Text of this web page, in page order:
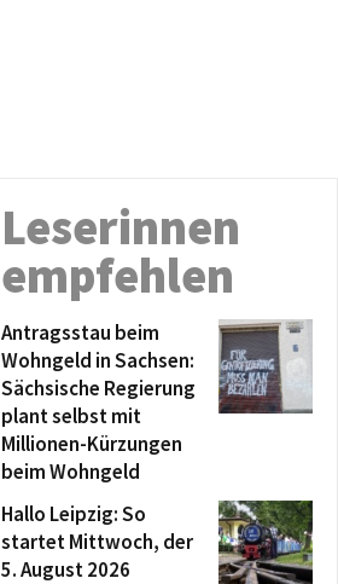
Leserinnen
empfehlen
Antragsstau beim
Wohngeld in Sachsen:
Sächsische Regierung
plant selbst mit
Millionen-Kürzungen
beim Wohngeld
Hallo Leipzig: So
startet Mittwoch, der
5. August 2026